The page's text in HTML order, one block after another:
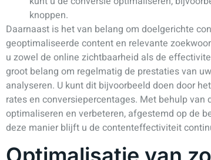
knoppen.
Daarnaast is het van belang om doelgerichte
geoptimaliseerde content en relevante
u zowel de online zichtbaarheid als de
groot belang om regelmatig de prestaties van
analyseren. U kunt dit bijvoorbeeld doen door
rates en conversiepercentages. Met behulp
optimaliseren en verbeteren, afgestemd op de
deze manier blijft u de contenteffectiviteit